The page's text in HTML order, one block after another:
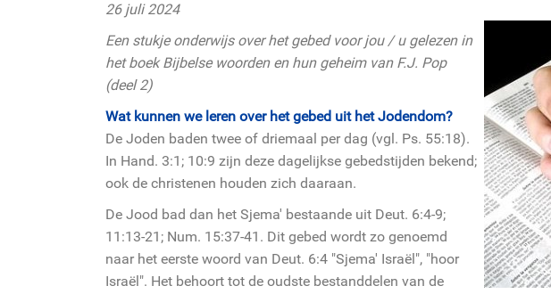
26 juli 2024
Een stukje onderwijs over het gebed voor jou / u gelezen in
het boek Bijbelse woorden en hun geheim van F.J. Pop
(deel 2)
Wat kunnen we leren over het gebed uit het Jodendom?
De Joden baden twee of driemaal per dag (vgl. Ps. 55:18).
In Hand. 3:1; 10:9 zijn deze dagelijkse gebedstijden bekend;
ook de christenen houden zich daaraan.
De Jood bad dan het Sjema' bestaande uit Deut. 6:4-9;
11:13-21; Num. 15:37-41. Dit gebed wordt zo genoemd
naar het eerste woord van Deut. 6:4 "Sjema' Israël", "hoor
Israël". Het behoort tot de oudste bestanddelen van de